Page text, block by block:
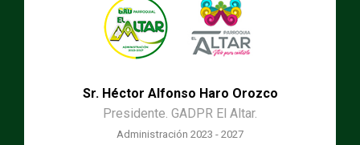
Sr. Héctor Alfonso Haro Orozco
Presidente. GADPR El Altar.
Administración 2023 - 2027